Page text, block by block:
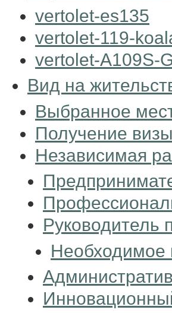
vertolet-es135
vertolet-119-
vertolet-A109S-
Вид на
Выбранное
Получение
Независимая
Руководитель
Необходимое